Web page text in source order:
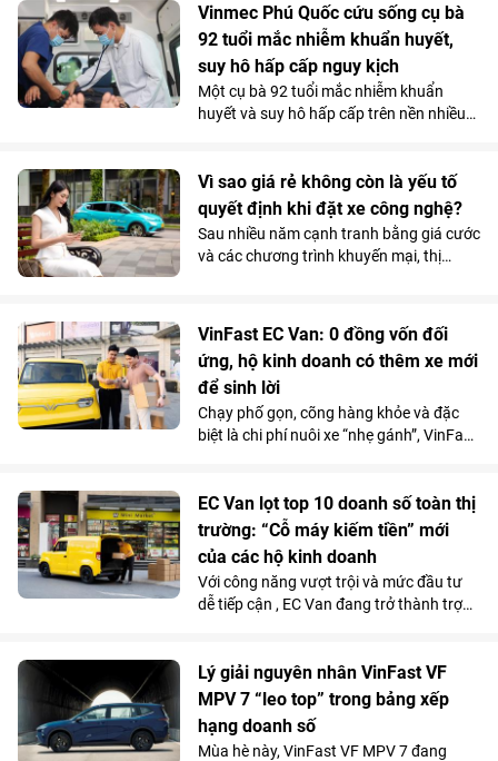
chọn phẫu thuật ngay mà quyết định
điều trị theo một hướng hoàn toàn khác.
Và chính quyết định tưởng chừng trái
ngược ấy lại trở thành bước ngoặt giúp
người bệnh vượt qua “cửa tử”.
Vinmec Phú Quốc cứu sống cụ bà
92 tuổi mắc nhiễm khuẩn huyết,
suy hô hấp cấp nguy kịch
Một cụ bà 92 tuổi mắc nhiễm khuẩn
huyết và suy hô hấp cấp trên nền nhiều
lược hồi sức cá thể hóa, hạn chế tối đa
các can thiệp xâm lấn nguy hiểm.
Vì sao giá rẻ không còn là yếu tố
quyết định khi đặt xe công nghệ?
Sau nhiều năm cạnh tranh bằng giá cước
và các chương trình khuyến mại, thị
lệch giá giữa các nền tảng ngày càng thu
hẹp, người dùng có xu hướng quan tâm
nhiều hơn đến những yếu tố như thời
gian xe đón, chất lượng phương tiện hay
sự ổn định của dịch vụ.
VinFast EC Van: 0 đồng vốn đối
ứng, hộ kinh doanh có thêm xe mới
để sinh lời
Chạy phố gọn, cõng hàng khỏe và đặc
biệt là chi phí nuôi xe “nhẹ gánh”, VinFast
EC Van lọt top 10 doanh số toàn thị
trường: “Cỗ máy kiếm tiền” mới
của các hộ kinh doanh
Với công năng vượt trội và mức đầu tư
dễ tiếp cận , EC Van đang trở thành trợ
rõ qua doanh số 1.092 xe bán ra trong
tháng 5/2026, giúp mẫu xe tải điện của
VinFast góp mặt trong top 10 xe bán
chạy nhất toàn thị trường.
Lý giải nguyên nhân VinFast VF
MPV 7 “leo top” trong bảng xếp
hạng doanh số
Mùa hè này, VinFast VF MPV 7 đang